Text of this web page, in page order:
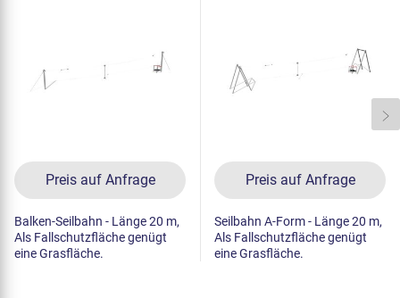
Preis auf Anfrage
Balken-Seilbahn - Länge 20 m,
Als Fallschutzfläche genügt
eine Grasfläche.
Preis auf Anfrage
Seilbahn A-Form - Länge 20 m,
Als Fallschutzfläche genügt
eine Grasfläche.